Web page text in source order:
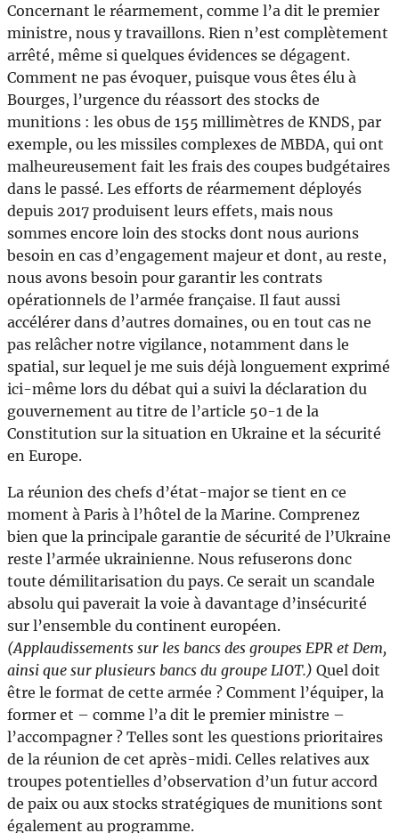
Concernant le réarmement, comme l’a dit le premier
ministre, nous y travaillons. Rien n’est complètement
arrêté, même si quelques évidences se dégagent.
Comment ne pas évoquer, puisque vous êtes élu à
Bourges, l’urgence du réassort des stocks de
munitions : les obus de 155 millimètres de KNDS, par
exemple, ou les missiles complexes de MBDA, qui ont
malheureusement fait les frais des coupes budgétaires
dans le passé. Les efforts de réarmement déployés
depuis 2017 produisent leurs effets, mais nous
sommes encore loin des stocks dont nous aurions
besoin en cas d’engagement majeur et dont, au reste,
nous avons besoin pour garantir les contrats
opérationnels de l’armée française. Il faut aussi
accélérer dans d’autres domaines, ou en tout cas ne
pas relâcher notre vigilance, notamment dans le
spatial, sur lequel je me suis déjà longuement exprimé
ici-même lors du débat qui a suivi la déclaration du
gouvernement au titre de l’article 50-1 de la
Constitution sur la situation en Ukraine et la sécurité
en Europe.
La réunion des chefs d’état-major se tient en ce
moment à Paris à l’hôtel de la Marine. Comprenez
bien que la principale garantie de sécurité de l’Ukraine
reste l’armée ukrainienne. Nous refuserons donc
toute démilitarisation du pays. Ce serait un scandale
absolu qui paverait la voie à davantage d’insécurité
sur l’ensemble du continent européen.
(Applaudissements sur les bancs des groupes EPR et Dem,
ainsi que sur plusieurs bancs du groupe LIOT.) Quel doit
être le format de cette armée ? Comment l’équiper, la
former et – comme l’a dit le premier ministre –
l’accompagner ? Telles sont les questions prioritaires
de la réunion de cet après-midi. Celles relatives aux
troupes potentielles d’observation d’un futur accord
de paix ou aux stocks stratégiques de munitions sont
également au programme.